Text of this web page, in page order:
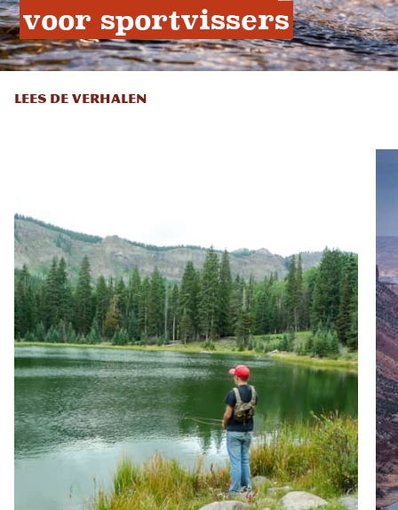
voor sportvissers
LEES DE VERHALEN